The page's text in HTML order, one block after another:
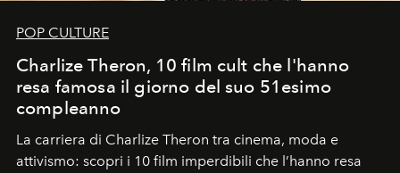
POP CULTURE
Charlize Theron, 10 film cult che l'hanno
resa famosa il giorno del suo 51esimo
compleanno
La carriera di Charlize Theron tra cinema, moda e
attivismo: scopri i 10 film imperdibili che l’hanno resa